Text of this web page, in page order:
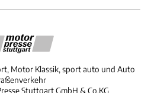
Motor Klassik, sport auto und Auto
Stuttgart GmbH & Co.KG